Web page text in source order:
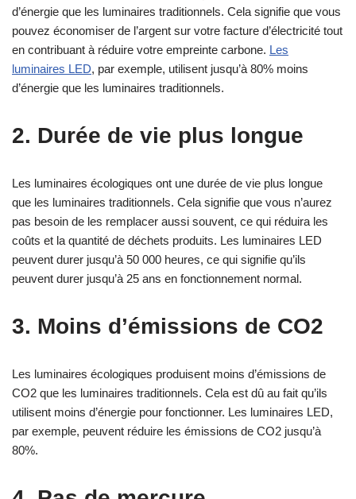
d’énergie que les luminaires traditionnels. Cela signifie que vous
pouvez économiser de l’argent sur votre facture d’électricité tout
en contribuant à réduire votre empreinte carbone. Les
luminaires LED, par exemple, utilisent jusqu’à 80% moins
d’énergie que les luminaires traditionnels.
2. Durée de vie plus longue
Les luminaires écologiques ont une durée de vie plus longue
que les luminaires traditionnels. Cela signifie que vous n’aurez
pas besoin de les remplacer aussi souvent, ce qui réduira les
coûts et la quantité de déchets produits. Les luminaires LED
peuvent durer jusqu’à 50 000 heures, ce qui signifie qu’ils
peuvent durer jusqu’à 25 ans en fonctionnement normal.
3. Moins d’émissions de CO2
Les luminaires écologiques produisent moins d’émissions de
CO2 que les luminaires traditionnels. Cela est dû au fait qu’ils
utilisent moins d’énergie pour fonctionner. Les luminaires LED,
par exemple, peuvent réduire les émissions de CO2 jusqu’à
80%.